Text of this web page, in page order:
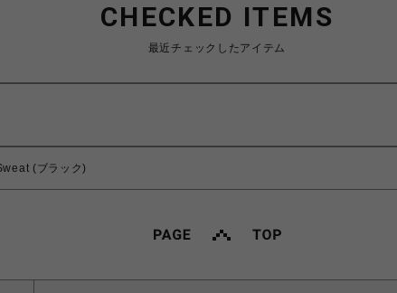
CHECKED ITEMS
最近チェックしたアイテム
(ブラック)